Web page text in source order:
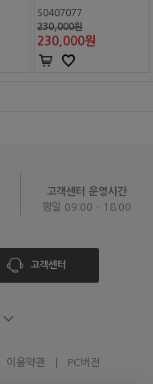
S0407077
230,000원
230,000원
고객센터 운영시간
평일 09:00 - 18:00
고객센터
이용약관 PC버전